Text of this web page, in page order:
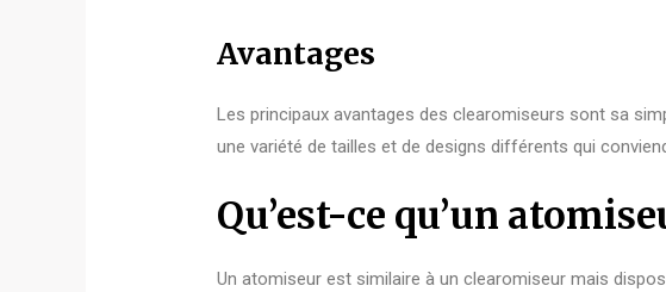
Avantages
Les principaux avantages des clearomiseurs sont sa
une variété de tailles et de designs différents qui
Qu’est-ce qu’un
Un atomiseur est similaire à un clearomiseur mais